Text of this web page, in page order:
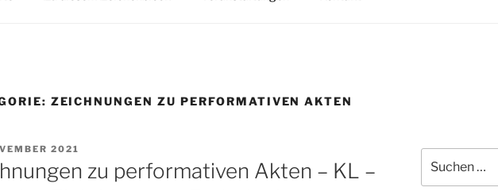
ZEICHNUNGEN ZU PERFORMATIVEN AKTEN
2021
zu performativen Akten – KL –
nach: